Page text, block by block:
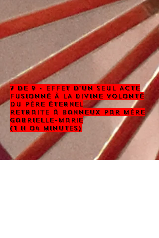
7 de 9 - EFFET D’UN SEUL ACTE
FUSIONNÉ À LA DIVINE VOLONTÉ
DU PÈRE ÉTERNEL
retraite à banneux par mère
gabrielle-marie
(1 h 04 minutes)